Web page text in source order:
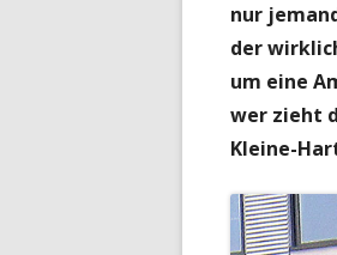
nur
der
um eine
wer zieht
Kleine-